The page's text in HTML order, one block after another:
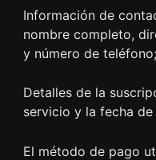
Información de
nombre completo,
y número de teléfono;
Detalles de la
servicio y la fecha
El método de pago